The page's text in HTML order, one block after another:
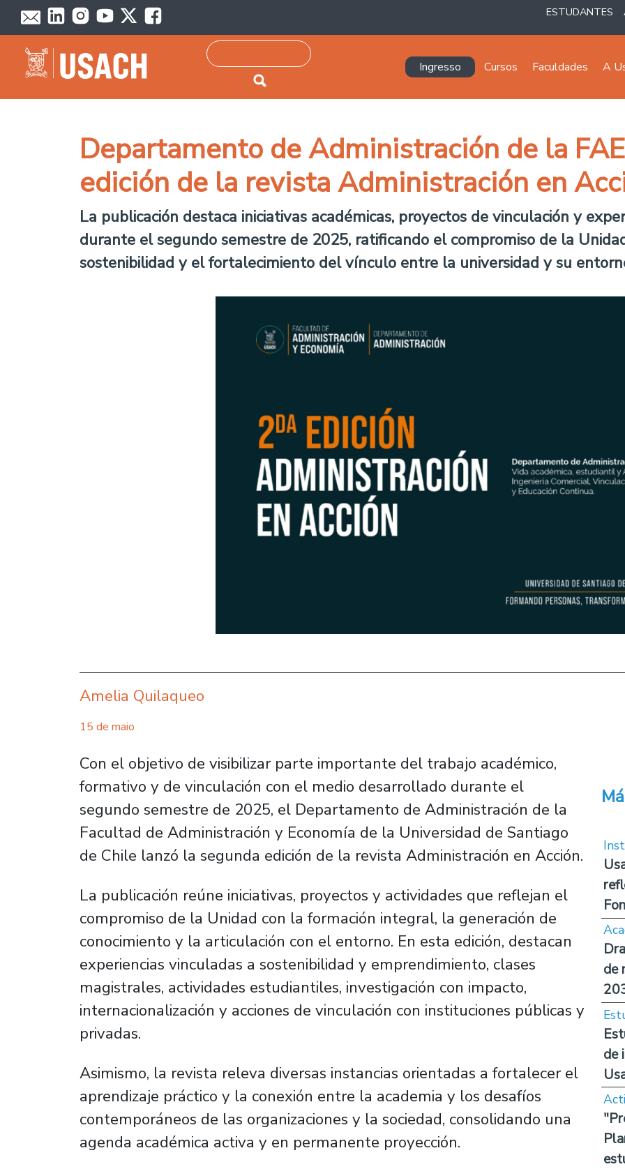
Passar para o conteúdo principal ESTUDANTES
Pesquisar
Navegación principal
Ingresso Cursos Faculdades A
Departamento de Administración de la
edición de la revista Administración en
La publicación destaca iniciativas académicas, proyectos de vinculación y
durante el segundo semestre de 2025, ratificando el compromiso de la
sostenibilidad y el fortalecimiento del vínculo entre la universidad y su
Amelia Quilaqueo
15 de maio
Con el objetivo de visibilizar parte importante del trabajo académico,
formativo y de vinculación con el medio desarrollado durante el
segundo semestre de 2025, el Departamento de Administración de la
Facultad de Administración y Economía de la Universidad de Santiago
de Chile lanzó la segunda edición de la revista Administración en Acción.
La publicación reúne iniciativas, proyectos y actividades que reflejan el
compromiso de la Unidad con la formación integral, la generación de
conocimiento y la articulación con el entorno. En esta edición, destacan
experiencias vinculadas a sostenibilidad y emprendimiento, clases
magistrales, actividades estudiantiles, investigación con impacto,
internacionalización y acciones de vinculación con instituciones públicas y
privadas.
Asimismo, la revista releva diversas instancias orientadas a fortalecer el
aprendizaje práctico y la conexión entre la academia y los desafíos
contemporáneos de las organizaciones y la sociedad, consolidando una
agenda académica activa y en permanente proyección.
de
de